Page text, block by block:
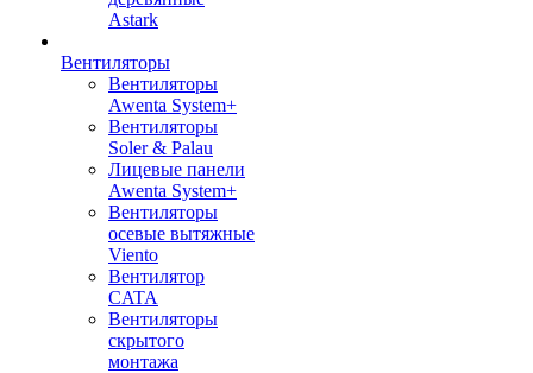
Astark
Вентиляторы
Вентиляторы
Awenta System+
Вентиляторы
Soler & Palau
Лицевые панели
Awenta System+
Вентиляторы
осевые вытяжные
Viento
Вентилятор
CATA
Вентиляторы
скрытого
монтажа